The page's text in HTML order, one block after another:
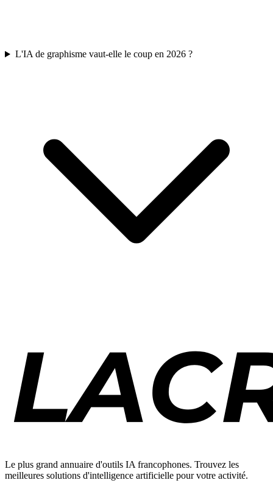
L'IA de graphisme vaut-elle le coup en 2026 ?
Le plus grand annuaire d'outils IA francophones. Trouvez les
meilleures solutions d'intelligence artificielle pour votre activité.